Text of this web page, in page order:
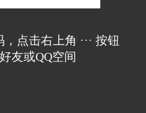
点击右上角 ··· 按钮
友或QQ空间